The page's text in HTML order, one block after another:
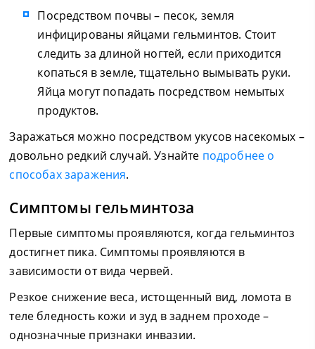
Посредством почвы – песок, земля
инфицированы яйцами гельминтов. Стоит
следить за длиной ногтей, если приходится
копаться в земле, тщательно вымывать руки.
Яйца могут попадать посредством немытых
продуктов.
Заражаться можно посредством укусов насекомых –
довольно редкий случай. Узнайте подробнее о
способах заражения.
Симптомы гельминтоза
Первые симптомы проявляются, когда гельминтоз
достигнет пика. Симптомы проявляются в
зависимости от вида червей.
Резкое снижение веса, истощенный вид, ломота в
теле бледность кожи и зуд в заднем проходе –
однозначные признаки инвазии.